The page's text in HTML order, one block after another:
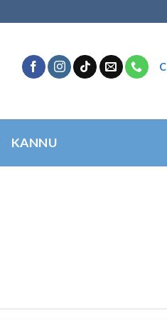
KANNU